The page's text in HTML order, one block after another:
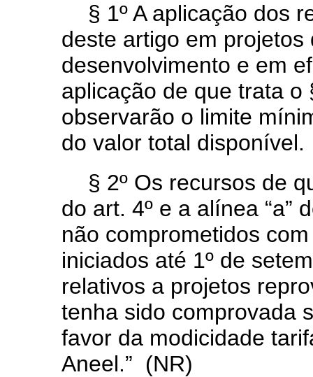
§ 1º A aplicação dos
deste artigo em projetos
desenvolvimento e em
aplicação de que trata o
observarão o limite
do valor total disponível.
§ 2º Os recursos de
do art. 4º e a alínea “a”
não comprometidos
iniciados até 1º de
relativos a projetos
tenha sido comprovada
favor da modicidade
Aneel.” (NR)